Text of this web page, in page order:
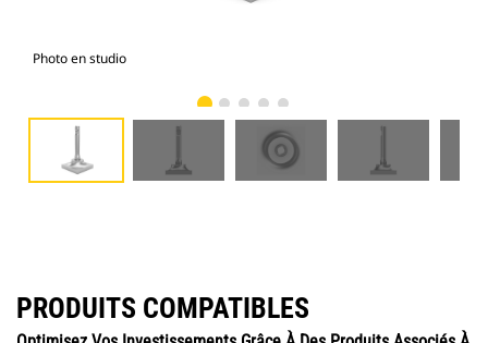
Photo en studio
PRODUITS COMPATIBLES